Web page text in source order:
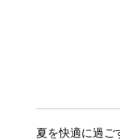
夏を快適に過ご